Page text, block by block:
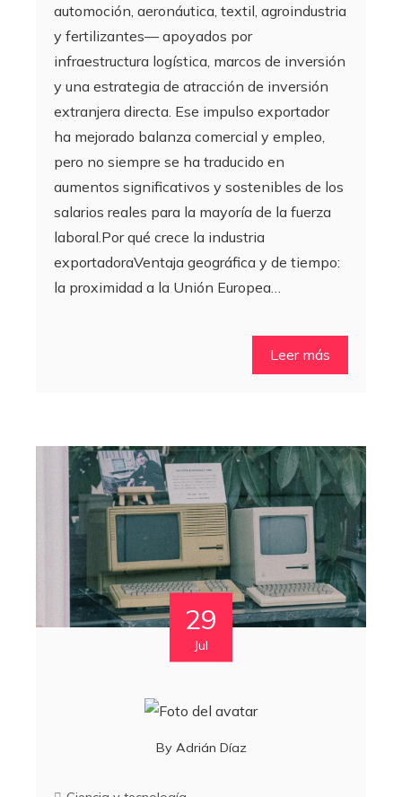
automoción, aeronáutica, textil, agroindustria
y fertilizantes— apoyados por
infraestructura logística, marcos de inversión
y una estrategia de atracción de inversión
extranjera directa. Ese impulso exportador
ha mejorado balanza comercial y empleo,
pero no siempre se ha traducido en
aumentos significativos y sostenibles de los
salarios reales para la mayoría de la fuerza
laboral.Por qué crece la industria
exportadoraVentaja geográfica y de tiempo:
la proximidad a la Unión Europea…
Leer más
29
Jul
By Adrián Díaz